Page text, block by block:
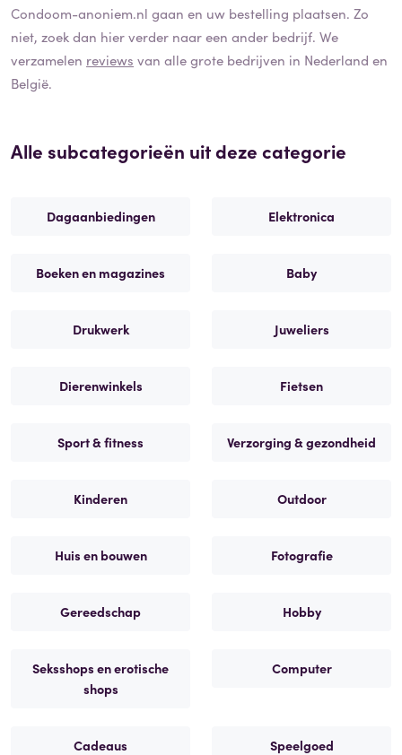
Condoom-anoniem.nl gaan en uw bestelling plaatsen. Zo
niet, zoek dan hier verder naar een ander bedrijf. We
verzamelen reviews van alle grote bedrijven in Nederland en
België.
Alle subcategorieën uit deze categorie
Dagaanbiedingen Elektronica
Boeken en magazines Baby
Drukwerk Juweliers
Dierenwinkels Fietsen
Sport & fitness Verzorging & gezondheid
Kinderen Outdoor
Huis en bouwen Fotografie
Gereedschap Hobby
Seksshops en erotische
shops
Computer
Cadeaus Speelgoed